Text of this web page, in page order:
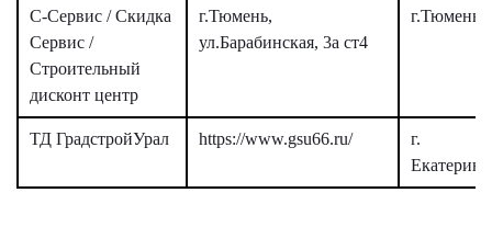
С-Сервис / Скидка
Сервис /
Строительный
дисконт центр
г.Тюмень,
ул.Барабинская, 3а ст4
г.Тюмень
ТД ГрадстройУрал https://www.gsu66.ru/
г.